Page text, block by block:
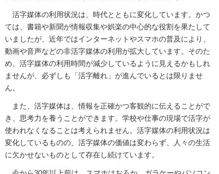
活字媒体の利用状況は、時代とともに変化しています。かつ
ては、書籍や新聞が情報収集や娯楽の中心的な役割を果たして
いましたが、近年ではインターネットやスマホの普及により、
動画や音声などの非活字媒体の利用が拡大しています。そのた
め、活字媒体の利用時間が減少しているように見えるかもしれ
ませんが、必ずしも「活字離れ」が進んでいるとは限りませ
ん。
また、活字媒体は、情報を正確かつ客観的に伝えることがで
き、思考力を養うことができます。学校や仕事の現場で活字が
使われなくなることは考えられません。活字媒体の利用状況は
変化しているものの、活字媒体の価値は変わらず、人々の生活
に欠かせないものとして存在し続けています。